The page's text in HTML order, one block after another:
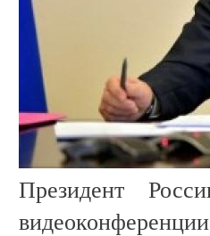
Президент